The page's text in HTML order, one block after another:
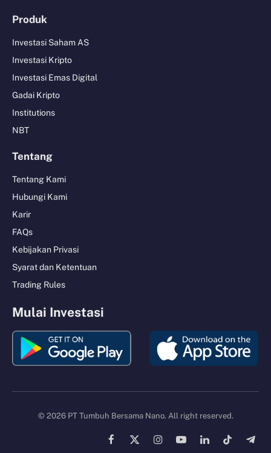
Produk
Investasi Saham AS
Investasi Kripto
Investasi Emas Digital
Gadai Kripto
Institutions
NBT
Tentang
Tentang Kami
Hubungi Kami
Karir
FAQs
Kebijakan Privasi
Syarat dan Ketentuan
Trading Rules
Mulai Investasi
© 2026 PT Tumbuh Bersama Nano. All right reserved.
Facebook
X
InstagramYouTubeLinkedInTikTok